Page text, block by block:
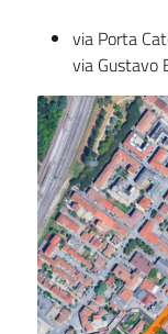
via Porta
via Gustavo